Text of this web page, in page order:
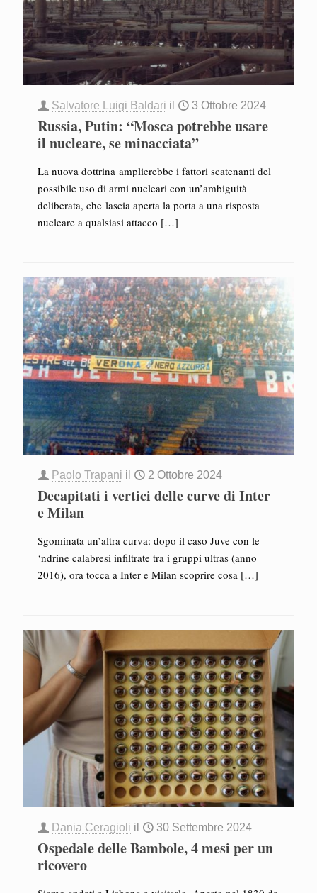
Salvatore Luigi Baldari il 3 Ottobre 2024
Russia, Putin: “Mosca potrebbe usare
il nucleare, se minacciata”
La nuova dottrina amplierebbe i fattori scatenanti del
possibile uso di armi nucleari con un’ambiguità
deliberata, che lascia aperta la porta a una risposta
nucleare a qualsiasi attacco […]
Paolo Trapani il 2 Ottobre 2024
Decapitati i vertici delle curve di Inter
e Milan
Sgominata un’altra curva: dopo il caso Juve con le
‘ndrine calabresi infiltrate tra i gruppi ultras (anno
2016), ora tocca a Inter e Milan scoprire cosa […]
Dania Ceragioli il 30 Settembre 2024
Ospedale delle Bambole, 4 mesi per un
ricovero